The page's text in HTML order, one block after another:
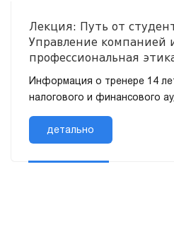
Лекция: Путь от
Управление компанией
профессиональная
Информация о тренере 14 лет опыта в сфере
налогового и финансового
учета и профессионального
частного бизнеса. Сертиф...
детально